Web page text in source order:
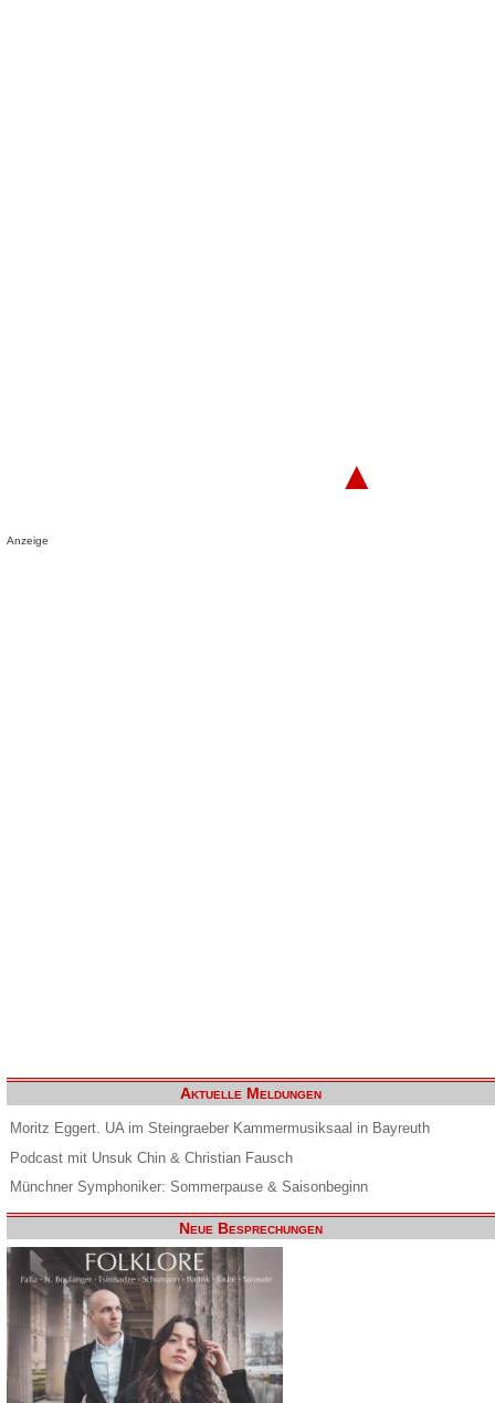
▲
Anzeige
Aktuelle Meldungen
Moritz Eggert. UA im Steingraeber Kammermusiksaal in Bayreuth
Podcast mit Unsuk Chin & Christian Fausch
Münchner Symphoniker: Sommerpause & Saisonbeginn
Neue Besprechungen